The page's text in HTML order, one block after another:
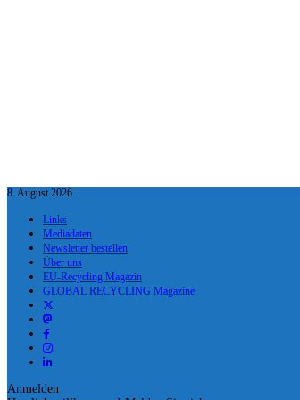
8. August 2026
Links
Mediadaten
Newsletter bestellen
Über uns
EU-Recycling Magazin
GLOBAL RECYCLING Magazine
Anmelden